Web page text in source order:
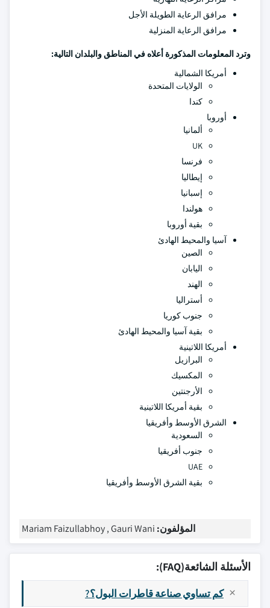
مرافق الرعاية الطويلة الأجل
مرافق الرعاية المنزلية
وترد المعلومات المذكورة أعلاه في المناطق والبلدان التالية:
أمريكا الشمالية
الولايات المتحدة
كندا
أوروبا
ألمانيا
UK
فرنسا
إيطاليا
إسبانيا
هولندا
بقية أوروبا
آسيا والمحيط الهادئ
الصين
اليابان
الهند
أستراليا
جنوب كوريا
بقية آسيا والمحيط الهادئ
أمريكا اللاتينية
البرازيل
المكسيك
الأرجنتين
بقية أمريكا اللاتينية
الشرق الأوسط وأفريقيا
السعودية
جنوب أفريقيا
UAE
بقية الشرق الأوسط وأفريقيا
المؤلفون: Mariam Faizullabhoy , Gauri Wani
الأسئلة الشائعة(FAQ):
كم تساوي صناعة قاطرات البول؟?